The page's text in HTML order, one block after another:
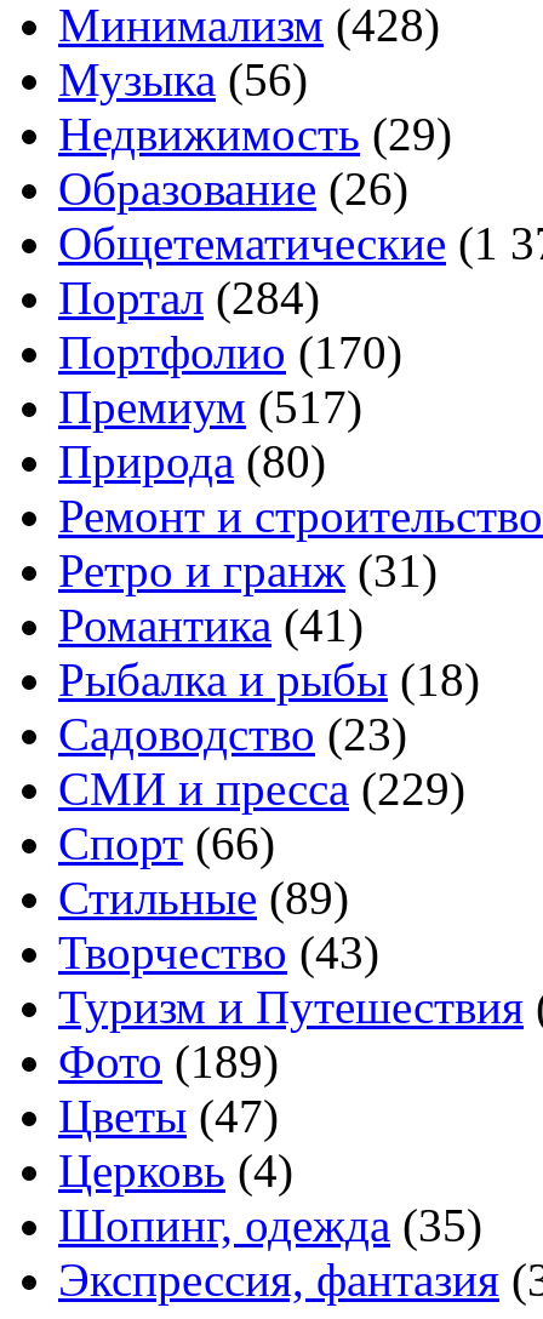
Минимализм (428)
Музыка (56)
Недвижимость (29)
Образование (26)
Общетематические (1
Портал (284)
Портфолио (170)
Премиум (517)
Природа (80)
Ремонт и строительство
Ретро и гранж (31)
Романтика (41)
Рыбалка и рыбы (18)
Садоводство (23)
СМИ и пресса (229)
Спорт (66)
Стильные (89)
Творчество (43)
Туризм и Путешествия
Фото (189)
Цветы (47)
Церковь (4)
Шопинг, одежда (35)
Экспрессия, фантазия